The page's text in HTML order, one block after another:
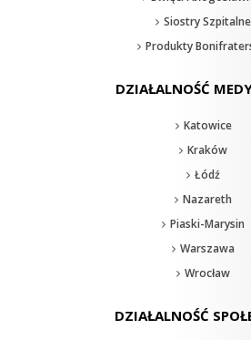
Siostry Szpitalne
Produkty
DZIAŁALNOŚĆ
Katowice
Kraków
Łódź
Nazareth
Piaski-Marysin
Warszawa
Wrocław
DZIAŁALNOŚĆ